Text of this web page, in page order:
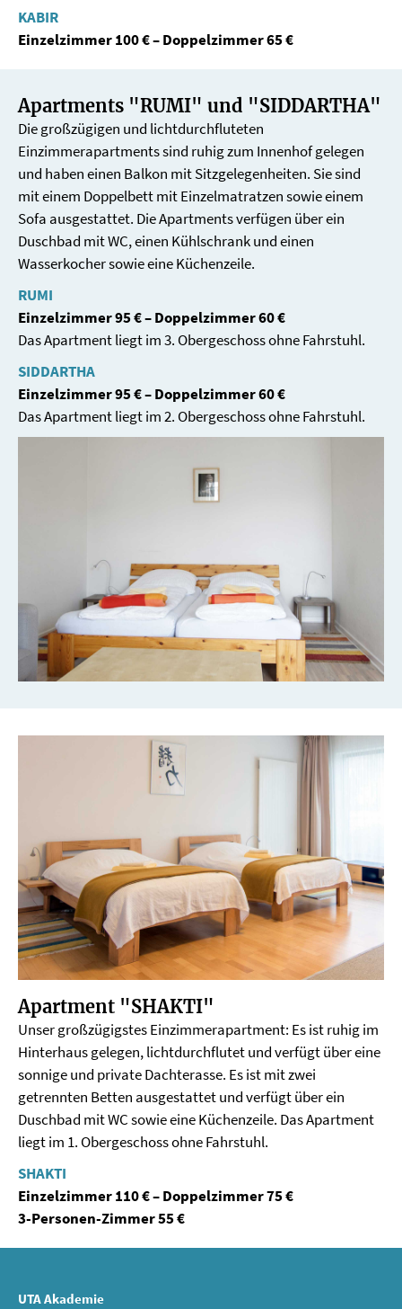
KABIR
Einzelzimmer 100 € – Doppelzimmer 65 €
Apartments "RUMI" und "SIDDARTHA"
Die großzügigen und lichtdurchfluteten
Einzimmerapartments sind ruhig zum Innenhof gelegen
und haben einen Balkon mit Sitzgelegenheiten. Sie sind
mit einem Doppelbett mit Einzelmatratzen sowie einem
Sofa ausgestattet. Die Apartments verfügen über ein
Duschbad mit WC, einen Kühlschrank und einen
Wasserkocher sowie eine Küchenzeile.
RUMI
Einzelzimmer 95 € – Doppelzimmer 60 €
Das Apartment liegt im 3. Obergeschoss ohne Fahrstuhl.
SIDDARTHA
Einzelzimmer 95 € – Doppelzimmer 60 €
Das Apartment liegt im 2. Obergeschoss ohne Fahrstuhl.
Apartment "SHAKTI"
Unser großzügigstes Einzimmerapartment: Es ist ruhig im
Hinterhaus gelegen, lichtdurchflutet und verfügt über eine
sonnige und private Dachterasse. Es ist mit zwei
getrennten Betten ausgestattet und verfügt über ein
Duschbad mit WC sowie eine Küchenzeile. Das Apartment
liegt im 1. Obergeschoss ohne Fahrstuhl.
SHAKTI
Einzelzimmer 110 € – Doppelzimmer 75 €
3-Personen-Zimmer 55 €
UTA Akademie